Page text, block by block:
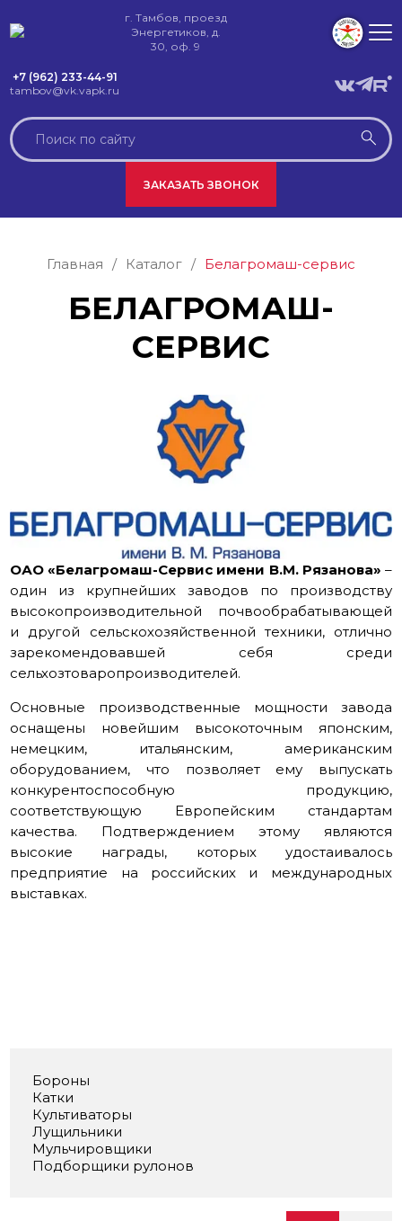
г. Тамбов, проезд
Энергетиков, д.
30, оф. 9
+7 (962) 233-44-91
tambov@vk.vapk.ru
ЗАКАЗАТЬ ЗВОНОК
Главная / Каталог / Белагромаш-сервис
БЕЛАГРОМАШ-
СЕРВИС
ОАО «Белагромаш-Сервис имени В.М. Рязанова» –
один из крупнейших заводов по производству
высокопроизводительной почвообрабатывающей
и другой сельскохозяйственной техники, отлично
зарекомендовавшей себя среди
сельхозтоваропроизводителей.
Основные производственные мощности завода
оснащены новейшим высокоточным японским,
немецким, итальянским, американским
оборудованием, что позволяет ему выпускать
конкурентоспособную продукцию,
соответствующую Европейским стандартам
качества. Подтверждением этому являются
высокие награды, которых удостаивалось
предприятие на российских и международных
выставках.
Бороны
Катки
Культиваторы
Лущильники
Мульчировщики
Подборщики рулонов